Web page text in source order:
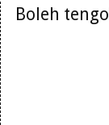
Boleh